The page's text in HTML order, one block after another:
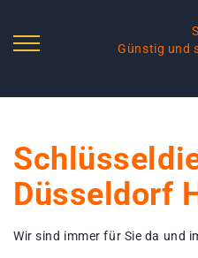
Günstig und
Düsseldorf
Wir sind immer für Sie da und